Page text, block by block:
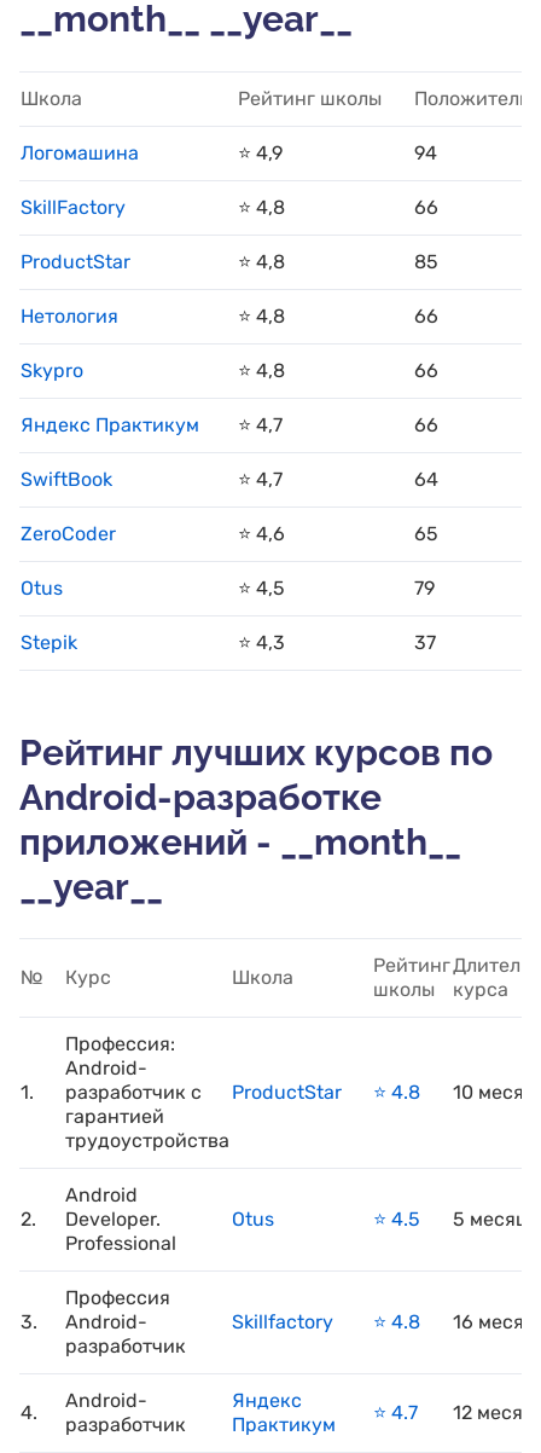
__month__ __year__
Школа Рейтинг школы
Логомашина ⭐️ 4,9 94
SkillFactory ⭐️ 4,8 66
ProductStar ⭐️ 4,8 85
Нетология ⭐️ 4,8 66
Skypro ⭐️ 4,8 66
Яндекс Практикум ⭐️ 4,7 66
SwiftBook ⭐️ 4,7 64
ZeroCoder ⭐️ 4,6 65
Otus ⭐️ 4,5 79
Stepik ⭐️ 4,3 37
Рейтинг лучших курсов по
Android-разработке
приложений - __month__
__year__
№ Курс Школа
Рейтинг
школы
курса
1.
Профессия:
Android-
разработчик с
гарантией
трудоустройства
ProductStar ⭐️ 4.8 10
2.
Android
Developer.
Professional
Otus ⭐️ 4.5 5
3.
Профессия
Android-
разработчик
Skillfactory ⭐️ 4.8 16
4.
Android-
разработчик
Яндекс
Практикум
⭐️ 4.7 12